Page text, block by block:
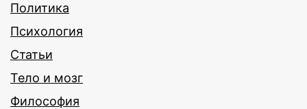
Политика
Психология
Статьи
Тело и мозг
Философия